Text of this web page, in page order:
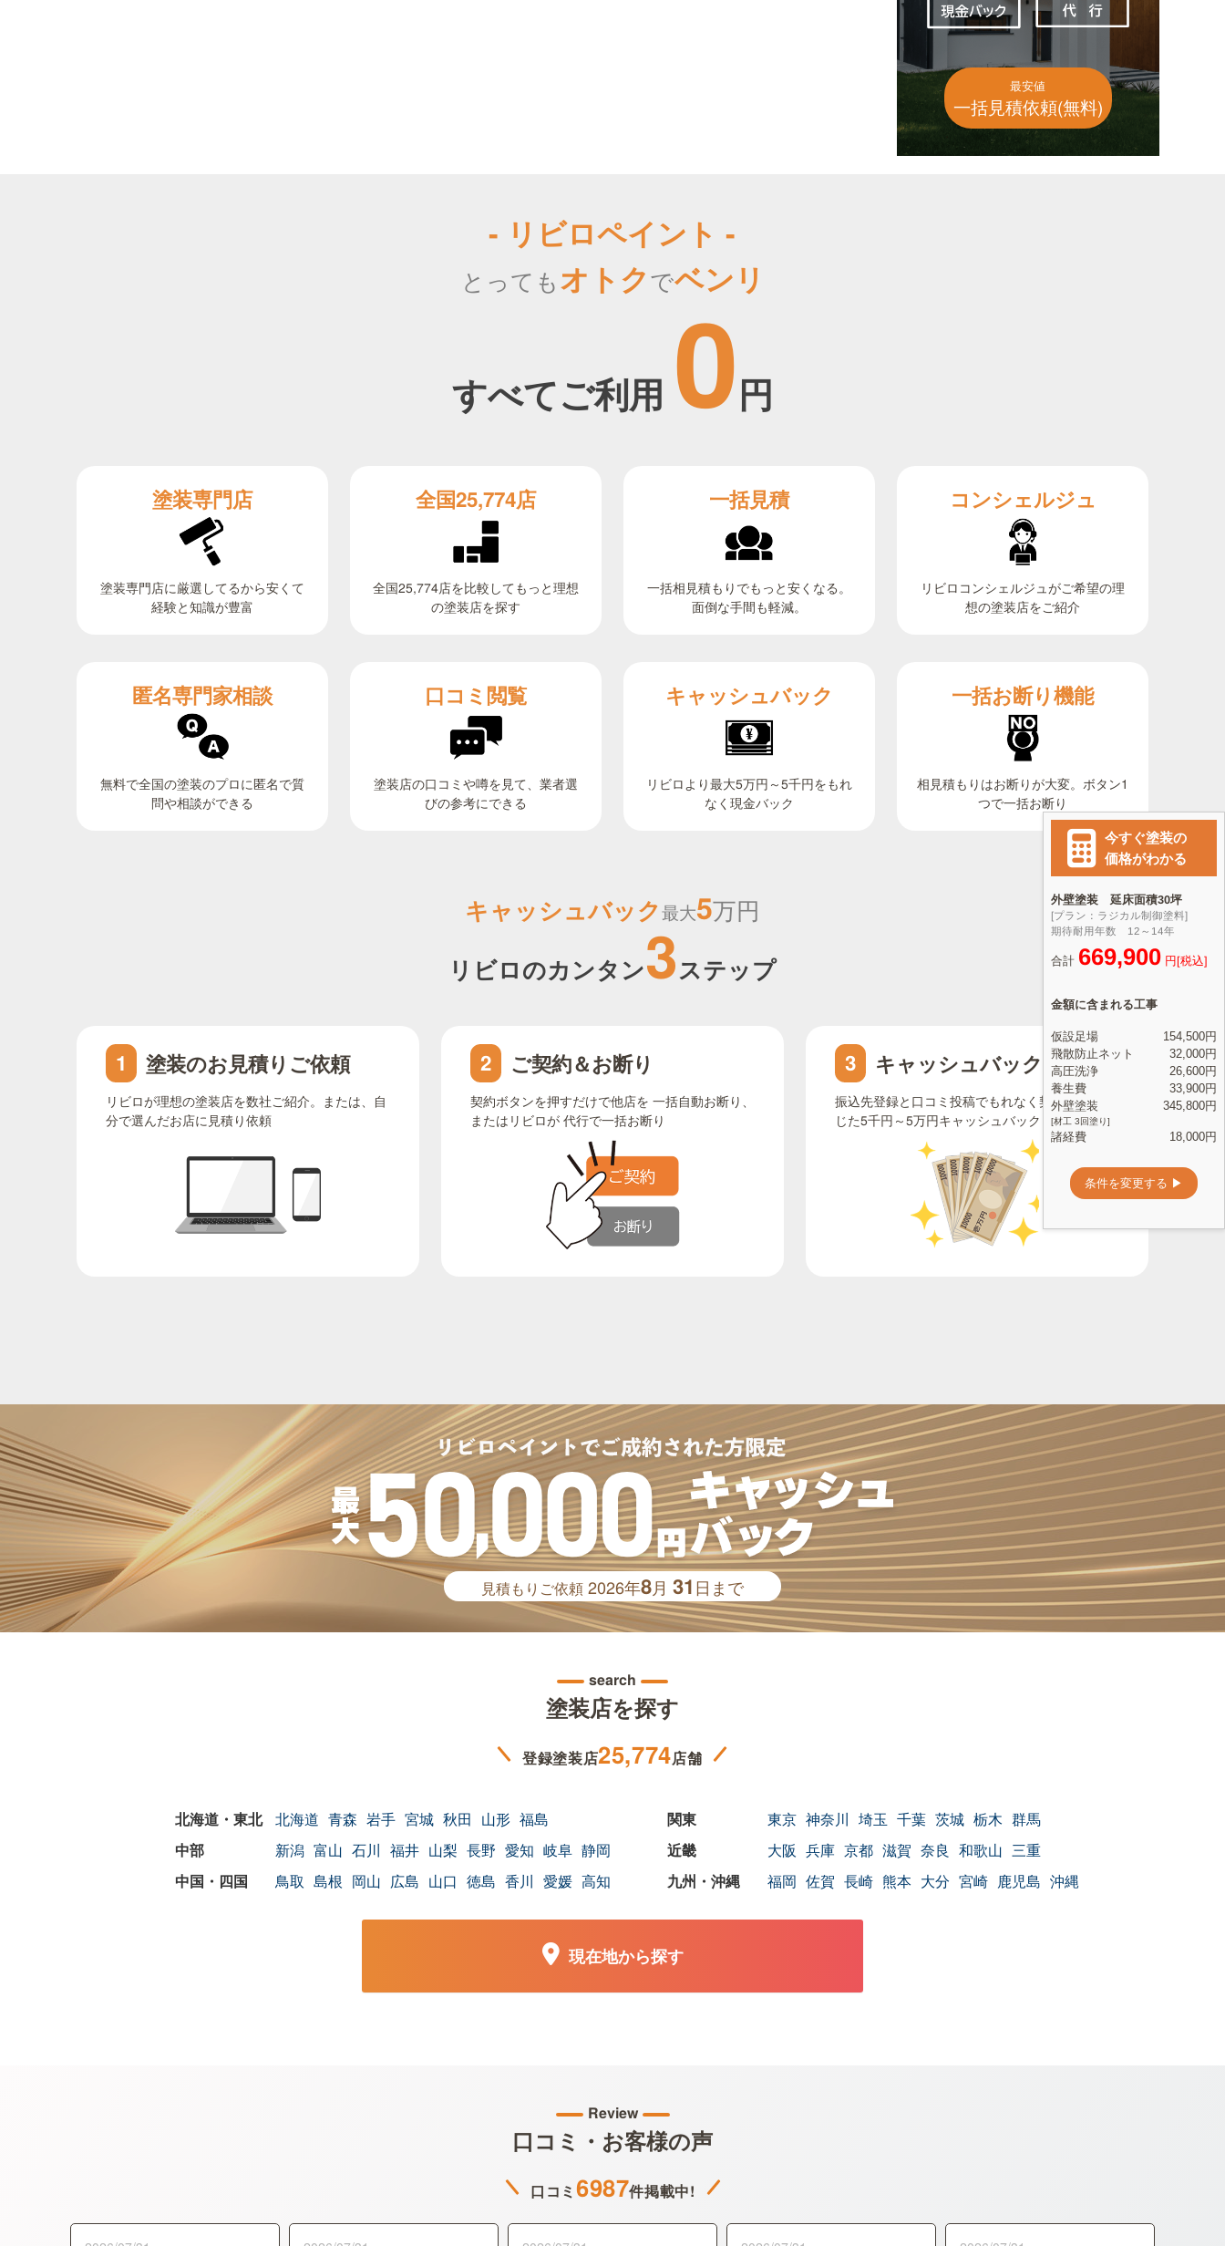
最安値
一括見積依頼(無料)
- リビロペイント -
とってもオトクでベンリ
すべてご利用 0円
塗装専門店
塗装専門店に厳選してるから安くて
経験と知識が豊富
全国25,774店
全国25,774店を比較してもっと理想
の塗装店を探す
一括見積
一括相見積もりでもっと安くなる。
面倒な手間も軽減。
コンシェルジュ
リビロコンシェルジュがご希望の理
想の塗装店をご紹介
匿名専門家相談
無料で全国の塗装のプロに匿名で質
問や相談ができる
口コミ閲覧
塗装店の口コミや噂を見て、業者選
びの参考にできる
キャッシュバック
リビロより最大5万円～5千円をもれ
なく現金バック
一括お断り機能
相見積もりはお断りが大変。ボタン1
つで一括お断り
キャッシュバック最大5万円
リビロのカンタン3ステップ
1 塗装のお見積りご依頼
リビロが理想の塗装店を数社ご紹介。または、自
分で選んだお店に見積り依頼
2 ご契約＆お断り
契約ボタンを押すだけで他店を 一括自動お断り、
またはリビロが 代行で一括お断り
3 キャッシュバック申請
振込先登録と口コミ投稿でもれなく契約金額に応
じた5千円～5万円キャッシュバック
見積もりご依頼2026年8月31日まで
search
塗装店を探す
登録塗装店25,774店舗
北海道 青森 岩手 宮城 秋田 山形 福島 東京 神奈川 埼玉 千葉 茨城 栃木 群馬
新潟 富山 石川 福井 山梨 長野 愛知 岐阜 静岡 大阪 兵庫 京都 滋賀 奈良 和歌山 三重
鳥取 島根 岡山 広島 山口 徳島 香川 愛媛 高知 福岡 佐賀 長崎 熊本 大分 宮崎 鹿児島 沖縄
現在地から探す
Review
口コミ・お客様の声
口コミ 6987件掲載中!